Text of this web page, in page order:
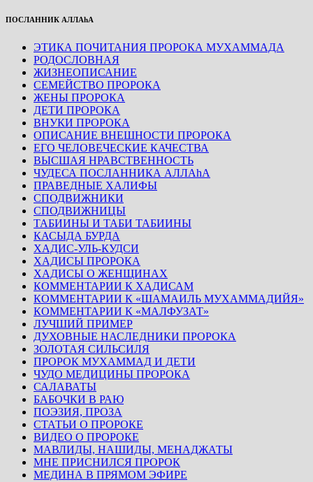
ПОСЛАННИК АЛЛАhА
ЭТИКА ПОЧИТАНИЯ ПРОРОКА МУХАММАДА
РОДОСЛОВНАЯ
ЖИЗНЕОПИСАНИЕ
СЕМЕЙСТВО ПРОРОКА
ЖЕНЫ ПРОРОКА
ДЕТИ ПРОРОКА
ВНУКИ ПРОРОКА
ОПИСАНИЕ ВНЕШНОСТИ ПРОРОКА
ЕГО ЧЕЛОВЕЧЕСКИЕ КАЧЕСТВА
ВЫСШАЯ НРАВСТВЕННОСТЬ
ЧУДЕСА ПОСЛАННИКА АЛЛАhА
ПРАВЕДНЫЕ ХАЛИФЫ
СПОДВИЖНИКИ
СПОДВИЖНИЦЫ
ТАБИИНЫ И ТАБИ ТАБИИНЫ
КАСЫДА БУРДА
ХАДИС-УЛЬ-КУДСИ
ХАДИСЫ ПРОРОКА
ХАДИСЫ О ЖЕНЩИНАХ
КОММЕНТАРИИ К ХАДИСАМ
КОММЕНТАРИИ К «ШАМАИЛЬ МУХАММАДИЙЯ»
КОММЕНТАРИИ К «МАЛФУЗАТ»
ЛУЧШИЙ ПРИМЕР
ДУХОВНЫЕ НАСЛЕДНИКИ ПРОРОКА
ЗОЛОТАЯ СИЛЬСИЛЯ
ПРОРОК МУХАММАД И ДЕТИ
ЧУДО МЕДИЦИНЫ ПРОРОКА
САЛАВАТЫ
БАБОЧКИ В РАЮ
ПОЭЗИЯ, ПРОЗА
СТАТЬИ О ПРОРОКЕ
ВИДЕО О ПРОРОКЕ
МАВЛИДЫ, НАШИДЫ, МЕНАДЖАТЫ
МНЕ ПРИСНИЛСЯ ПРОРОК
МЕДИНА В ПРЯМОМ ЭФИРЕ